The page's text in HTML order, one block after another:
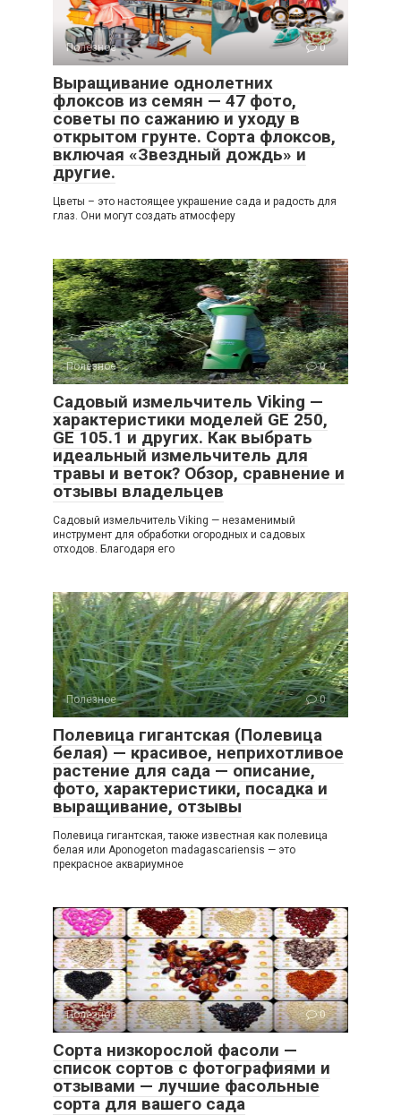
Полезное 0
Выращивание однолетних
флоксов из семян — 47 фото,
советы по сажанию и уходу в
открытом грунте. Сорта флоксов,
включая «Звездный дождь» и
другие.
Цветы – это настоящее украшение сада и радость для
глаз. Они могут создать атмосферу
Полезное 0
Садовый измельчитель Viking —
характеристики моделей GE 250,
GE 105.1 и других. Как выбрать
идеальный измельчитель для
травы и веток? Обзор, сравнение и
отзывы владельцев
Садовый измельчитель Viking — незаменимый
инструмент для обработки огородных и садовых
отходов. Благодаря его
Полезное 0
Полевица гигантская (Полевица
белая) — красивое, неприхотливое
растение для сада — описание,
фото, характеристики, посадка и
выращивание, отзывы
Полевица гигантская, также известная как полевица
белая или Aponogeton madagascariensis — это
прекрасное аквариумное
Полезное 0
Сорта низкорослой фасоли —
список сортов с фотографиями и
отзывами — лучшие фасольные
сорта для вашего сада